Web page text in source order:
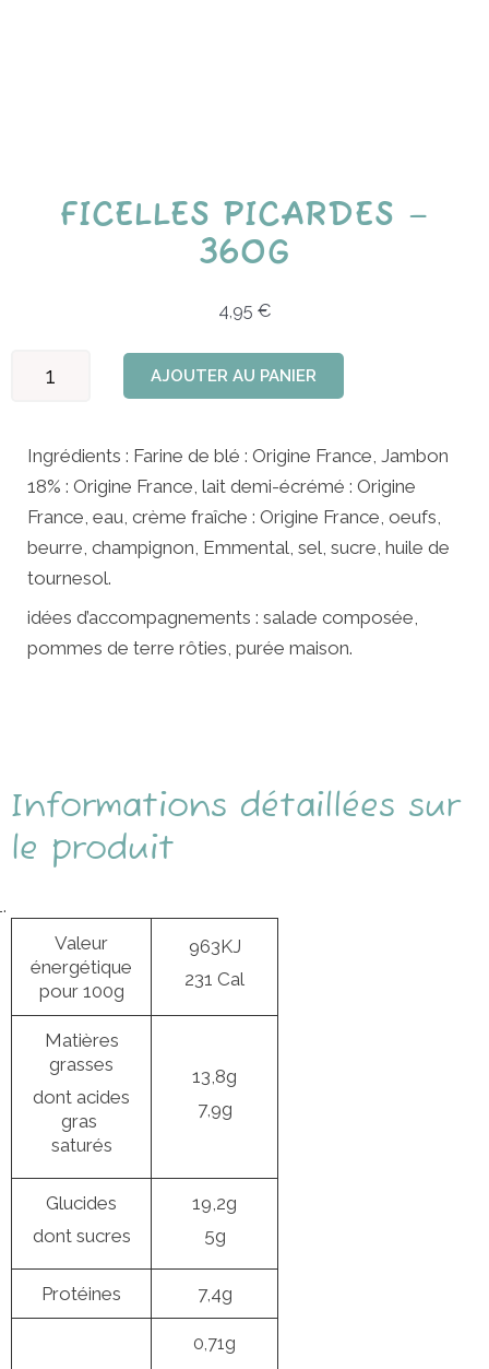
FICELLES PICARDES –
360G
4,95 €
Picardes
360g
AJOUTER AU PANIER
Ingrédients : Farine de blé : Origine France, Jambon
18% : Origine France, lait demi-écrémé : Origine
France, eau, crème fraîche : Origine France, oeufs,
beurre, champignon, Emmental, sel, sucre, huile de
tournesol.
idées d’accompagnements : salade composée,
pommes de terre rôties, purée maison.
Informations détaillées sur
le produit
Valeur
énergétique
pour 100g
963KJ
231 Cal
Matières
grasses
dont acides
gras
saturés
13,8g
7,9g
Glucides
dont sucres
19,2g
5g
Protéines 7,4g
0,71g